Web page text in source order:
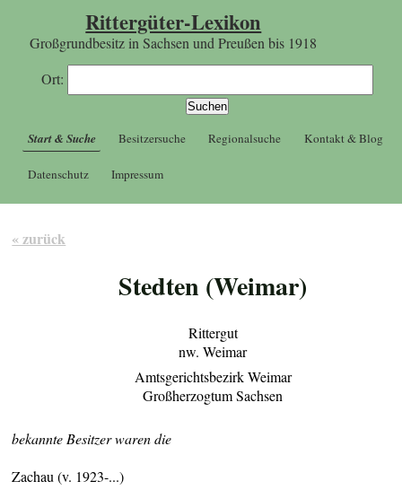
Rittergüter-Lexikon
Großgrundbesitz in Sachsen und Preußen bis 1918
Ort:
Start & Suche Besitzersuche Regionalsuche Kontakt & Blog
Datenschutz Impressum
« zurück
Stedten (Weimar)
Rittergut
nw. Weimar
Amtsgerichtsbezirk Weimar
Großherzogtum Sachsen
bekannte Besitzer waren die
Zachau (v. 1923-...)